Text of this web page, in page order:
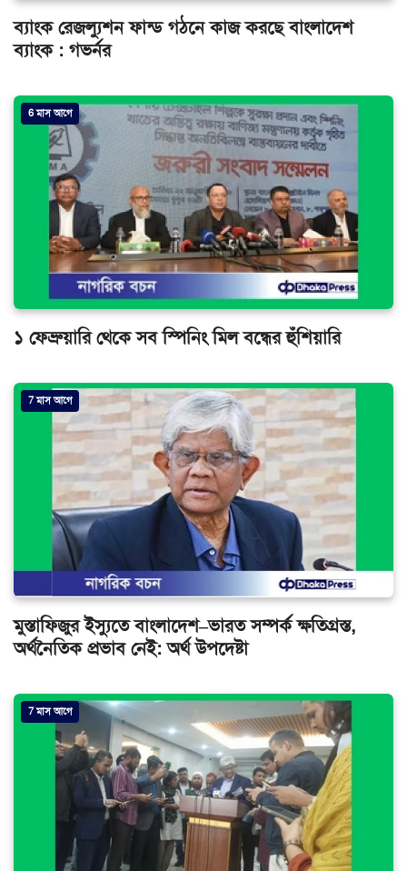
ব্যাংক রেজল্যুশন ফান্ড গঠনে কাজ করছে বাংলাদেশ
ব্যাংক : গভর্নর
6 মাস আগে
১ ফেব্রুয়ারি থেকে সব স্পিনিং মিল বন্ধের হুঁশিয়ারি
7 মাস আগে
মুস্তাফিজুর ইস্যুতে বাংলাদেশ–ভারত সম্পর্ক ক্ষতিগ্রস্ত,
অর্থনৈতিক প্রভাব নেই: অর্থ উপদেষ্টা
7 মাস আগে